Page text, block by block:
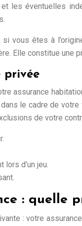
les éventuelles
vous êtes à
Elle constitue une
privée
assurance
le cadre de
de votre
lors d’un jeu.
: quelle
: votre